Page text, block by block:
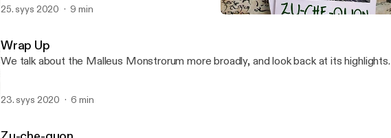
25. syys 2020 9 min
Wrap Up
We talk about the Malleus Monstrorum more broadly, and look back at its highlights.
23. syys 2020 6 min